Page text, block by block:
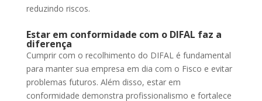
reduzindo riscos.
Estar em conformidade com o DIFAL faz a
diferença
Cumprir com o recolhimento do DIFAL é fundamental
para manter sua empresa em dia com o Fisco e evitar
problemas futuros. Além disso, estar em
conformidade demonstra profissionalismo e fortalece